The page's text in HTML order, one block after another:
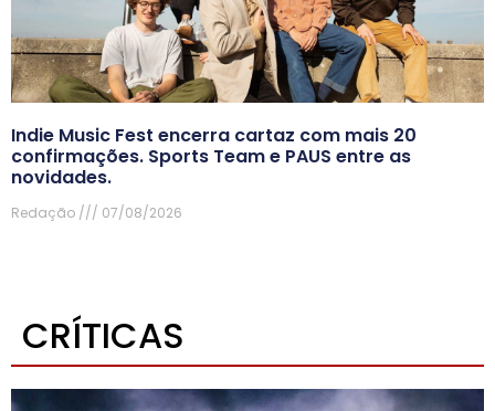
Indie Music Fest encerra cartaz com mais 20
confirmações. Sports Team e PAUS entre as
novidades.
Redação 07/08/2026
CRÍTICAS